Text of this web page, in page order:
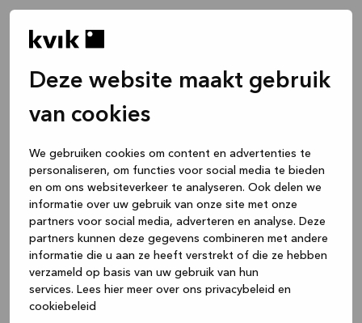
Deze website maakt gebruik
van cookies
We gebruiken cookies om content en advertenties te
personaliseren, om functies voor social media te bieden
en om ons websiteverkeer te analyseren. Ook delen we
informatie over uw gebruik van onze site met onze
partners voor social media, adverteren en analyse. Deze
partners kunnen deze gegevens combineren met andere
informatie die u aan ze heeft verstrekt of die ze hebben
verzameld op basis van uw gebruik van hun
services. Lees hier meer over ons privacybeleid en
cookiebeleid